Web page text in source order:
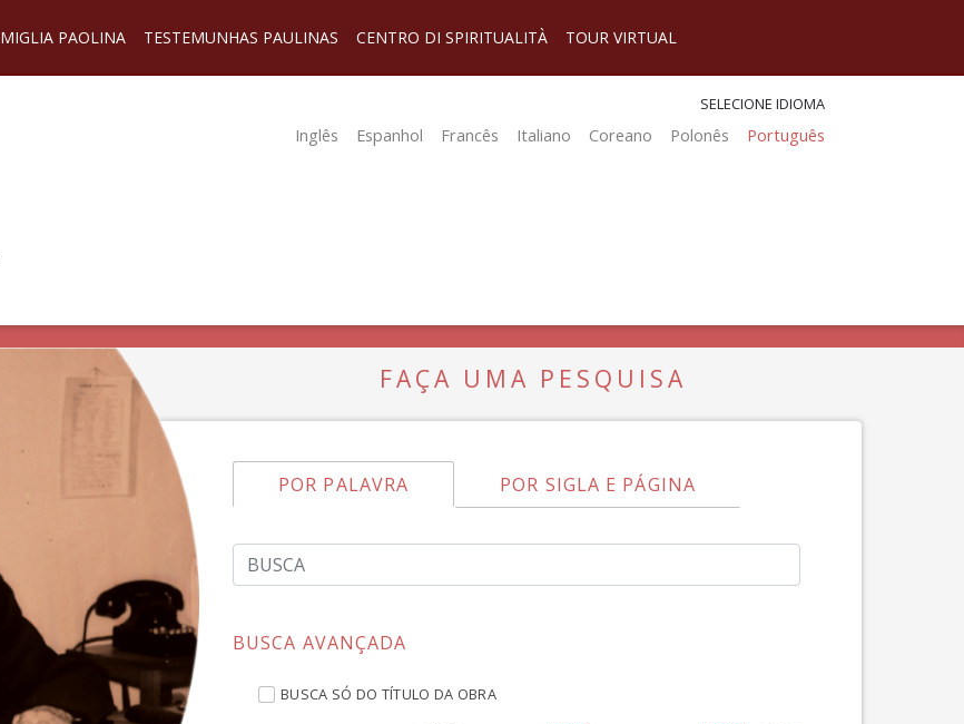
PAOLINA TESTEMUNHAS PAULINAS CENTRO DI SPIRITUALITÀ TOUR VIRTUAL
SELECIONE IDIOMA
Inglês Espanhol Francês Italiano Coreano Polonês Português
FAÇA UMA PESQUISA
POR PALAVRA POR SIGLA E PÁGINA
BUSCA AVANÇADA
BUSCA SÓ DO TÍTULO DA OBRA